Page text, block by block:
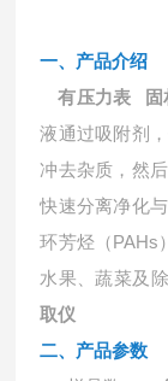
一、产品介绍
有压力表 固
液通过吸附剂
冲去杂质，然
快速分离净化
环芳烃（PAHs
水果、蔬菜及
取仪
二、产品参数